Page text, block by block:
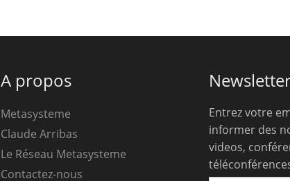
A propos
Metasysteme
Claude Arribas
Le Réseau Metasysteme
Contactez-nous
Entrez votre
informer des
videos,